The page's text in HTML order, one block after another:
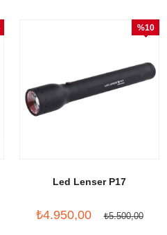
Led Lenser P17
₺4.950,00 ₺5.500,00
%10